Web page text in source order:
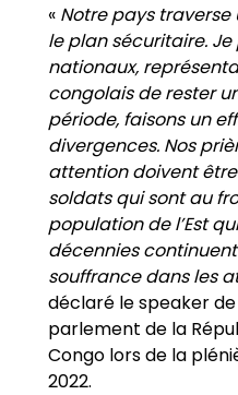
« Notre pays
le plan sécuritaire.
nationaux,
congolais de rester
période, faisons un
divergences. Nos
attention doivent
soldats qui sont au
population de l’Est
décennies
souffrance dans les
déclaré le speaker
parlement de la
Congo lors de la
2022.